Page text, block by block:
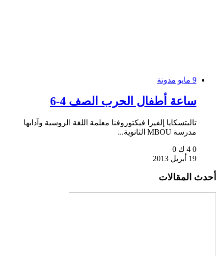
9 مايو مدونة
ساعة أطفال الحرب الصف 4-6
تاليتسكايا إلفيرا فيكتوروفنا معلمة اللغة الروسية وآدابها
مدرسة MBOU الثانوية...
0 4 ك
0
19 أبريل 2013
أحدث المقالات